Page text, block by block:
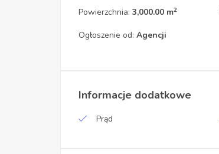
Powierzchnia: 3,000.00 m2
Ogłoszenie od: Agencji
Informacje dodatkowe
Prąd